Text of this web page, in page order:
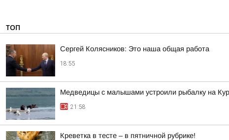
ТОП
Сергей Колясников: Это наша общая работа
18:55
Медведицы с малышами устроили рыбалку на
21:58
Креветка в тесте – в пятничной рубрике!